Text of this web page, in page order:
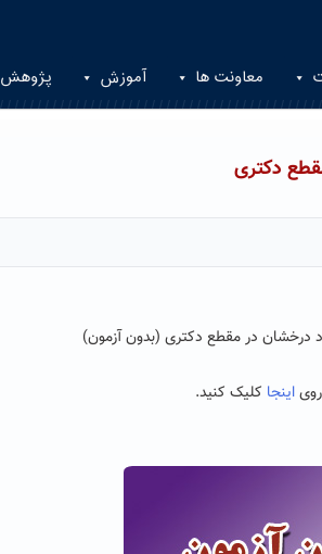
معاونت ها آموزش پژوهش
دکتری
در مقطع دکتری (بدون آزمون)
اینجا کلیک کنید.